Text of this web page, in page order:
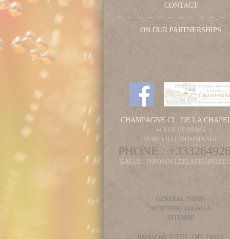
CONTACT
ON OUR PARTNERSHIPS
CHAMPAGNE CL. DE LA
44 RUE DE REIMS
51390 VILLE-DOMMANGE
PHONE :
E-MAIL :
GENERAL TERMS
MENTIONS LÉGALES
SITEMAP
Imaginé par NEFTIS- CMS : Flexit©